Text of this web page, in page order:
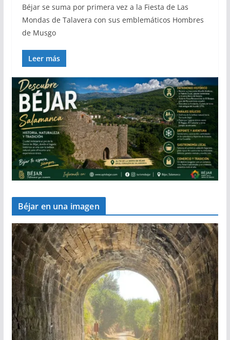
Béjar se suma por primera vez a la Fiesta de Las
Mondas de Talavera con sus emblemáticos Hombres
de Musgo
Leer más
Béjar en una imagen